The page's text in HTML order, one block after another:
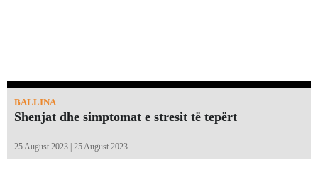
BALLINA
Shenjat dhe simptomat e stresit të tepërt
25 August 2023 | 25 August 2023